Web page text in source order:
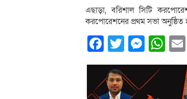
এছাড়া, বরিশাল সিটি
করপোরেশনের প্রথম সভা
Facebook
Twitter